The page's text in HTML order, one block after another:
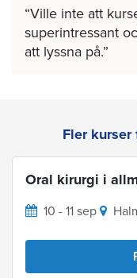
Ville inte att
superintressant
att lyssna på.
Fler
Oral kirurgi i
10 - 11 sep